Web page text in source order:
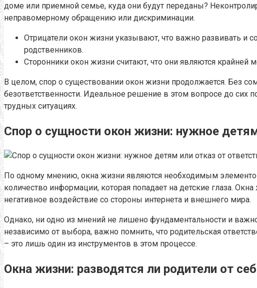
доме или приемной семье, куда они будут переданы?
неправомерному обращению или дискриминации.
Отрицатели окон жизни указывают, что важно развивать
родственников.
Сторонники окон жизни считают, что они являются крайней
В целом, спор о существовании окон жизни продолжается. Без
безответственности. Идеальное решение в этом вопросе до сих
трудных ситуациях.
Спор о сущности окон жизни: нужное
По одному мнению, окна жизни являются необходимым
количество информации, которая попадает на детские глаза.
негативное воздействие со стороны интернета и внешнего мира.
Однако, ни одно из мнений не лишено фундаментальности и
независимо от выбора, важно помнить, что родительская
– это лишь один из инструментов в этом процессе.
Окна жизни: разводятся ли родители от